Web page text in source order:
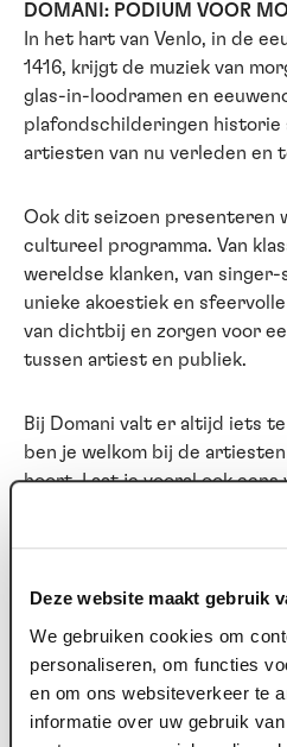
Deze website maakt gebruik
We gebruiken cookies om
personaliseren, om functies
en om ons websiteverkeer te
informatie over uw gebruik
DOMANI: PODIUM VOOR
In het hart van Venlo, in de
1416, krijgt de muziek van
glas-in-loodramen en
plafondschilderingen historie
artiesten van nu verleden en
Ook dit seizoen presenteren
cultureel programma. Van
wereldse klanken, van
unieke akoestiek en
van dichtbij en zorgen voor
tussen artiest en publiek.
Bij Domani valt er altijd iets
ben je welkom bij de
hoort. Laat je vooral ook eens
concert dat je nog niet kent.
Domani Zingt krijgt dit
vaker op de agenda. Samen
kracht van muziek ervaren
bijzondere ervaring.